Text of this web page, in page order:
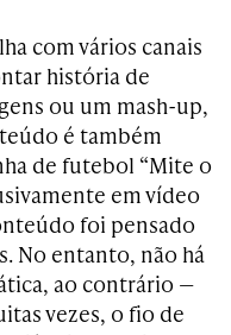
com vários canais
história de
ou um mash-up,
é também
de futebol “Mite o
em vídeo
foi pensado
No entanto, não há
ao contrário —
vezes, o fio de